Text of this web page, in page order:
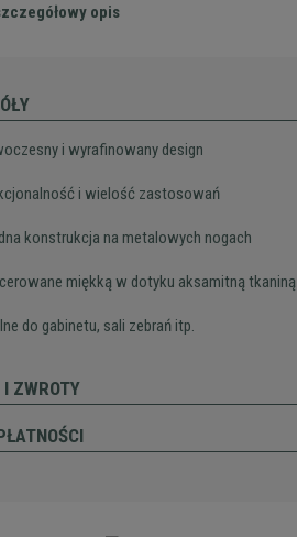
opis
i wyrafinowany design
i wielość zastosowań
konstrukcja na metalowych nogach
miękką w dotyku aksamitną tkaniną
do gabinetu, sali zebrań itp.
I ZWROTY